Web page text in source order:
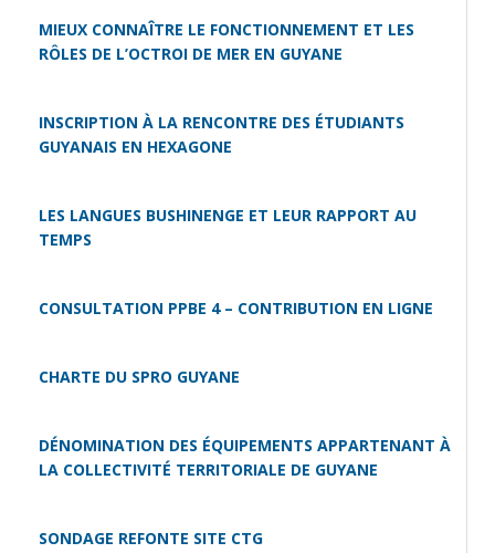
MIEUX CONNAÎTRE LE FONCTIONNEMENT ET LES
RÔLES DE L’OCTROI DE MER EN GUYANE
INSCRIPTION À LA RENCONTRE DES ÉTUDIANTS
GUYANAIS EN HEXAGONE
LES LANGUES BUSHINENGE ET LEUR RAPPORT AU
TEMPS
CONSULTATION PPBE 4 – CONTRIBUTION EN LIGNE
CHARTE DU SPRO GUYANE
DÉNOMINATION DES ÉQUIPEMENTS APPARTENANT À
LA COLLECTIVITÉ TERRITORIALE DE GUYANE
SONDAGE REFONTE SITE CTG